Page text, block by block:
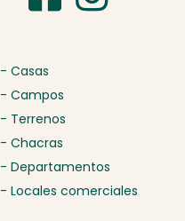
- Casas
- Campos
- Terrenos
- Chacras
- Departamentos
- Locales comerciales